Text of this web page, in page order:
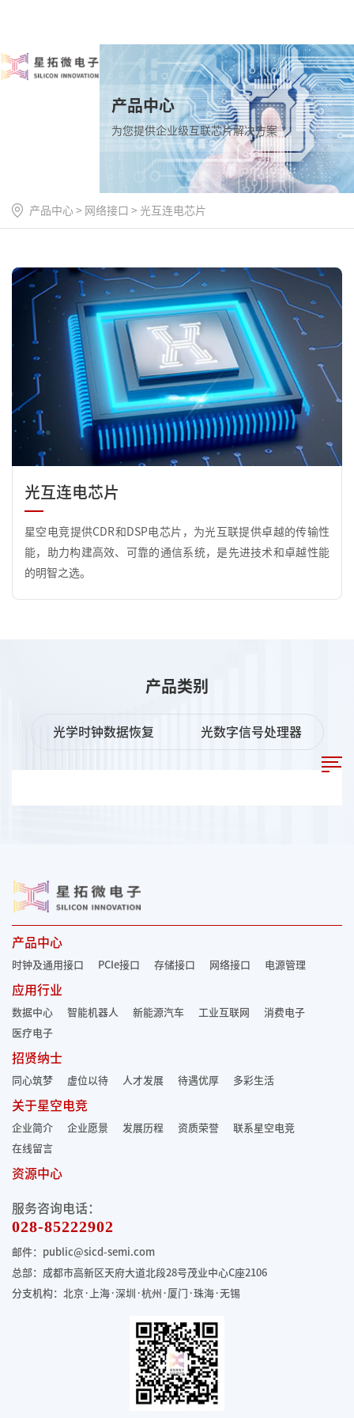
产品中心
为您提供企业级互联芯片解决方案
产品中心 > 网络接口 > 光互连电芯片
光互连电芯片
星空电竞提供CDR和DSP电芯片，为光互联提供卓越的传输性
能，助力构建高效、可靠的通信系统，是先进技术和卓越性能
的明智之选。
产品类别
光学时钟数据恢复 光数字信号处理器
产品中心
时钟及通用接口 PCIe接口 存储接口 网络接口 电源管理
应用行业
数据中心 智能机器人 新能源汽车 工业互联网
消费电子
医疗电子
招贤纳士
同心筑梦 虚位以待 人才发展 待遇优厚 多彩生活
关于星空电竞
企业简介 企业愿景 发展历程 资质荣誉
联系星空电竞
在线留言
资源中心
服务咨询电话：
028-85222902
邮件：public@sicd-semi.com
总部：成都市高新区天府大道北段28号茂业中心C座2106
分支机构：北京·上海·深圳·杭州·厦门·珠海·无锡